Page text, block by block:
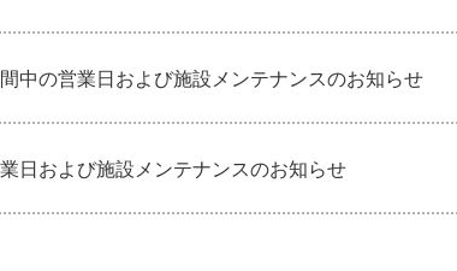
中の営業日および施設メンテナンスのお知らせ
日および施設メンテナンスのお知らせ